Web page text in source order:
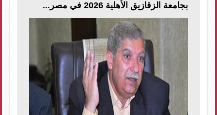
بجامعة الزقازيق الأهلية 2026 في مصر...